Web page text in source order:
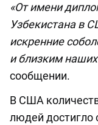
«От имени
Узбекистана в
искренние
и близким
сообщении.
В США
людей достигло